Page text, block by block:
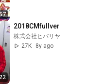
2018CMfullver
株式会社ヒバリヤ
27K
8y ago